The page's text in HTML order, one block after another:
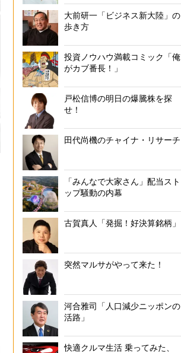
大前研一「ビジネス新大陸」の
歩き方
投資ノウハウ満載コミック「俺
がカブ番長！」
戸松信博の明日の爆騰株を探
せ！
田代尚機のチャイナ・リサーチ
「みんなで大家さん」配当スト
ップ騒動の内幕
古賀真人「発掘！好決算銘柄」
突然マルサがやって来た！
河合雅司「人口減少ニッポンの
活路」
快適クルマ生活 乗ってみた、